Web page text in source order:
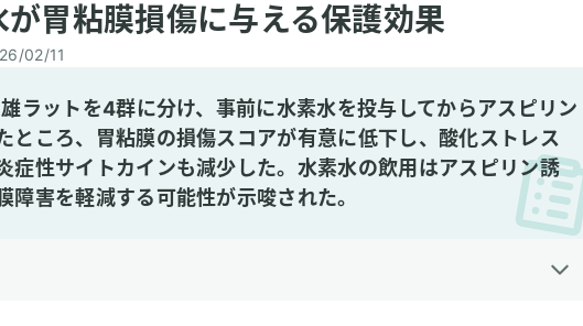
が胃粘膜損傷に与える保護効果
02/11
ラットを4群に分け、事前に水素水を投与してからアスピリン
ところ、胃粘膜の損傷スコアが有意に低下し、酸化ストレス
症性サイトカインも減少した。水素水の飲用はアスピリン誘
障害を軽減する可能性が示唆された。